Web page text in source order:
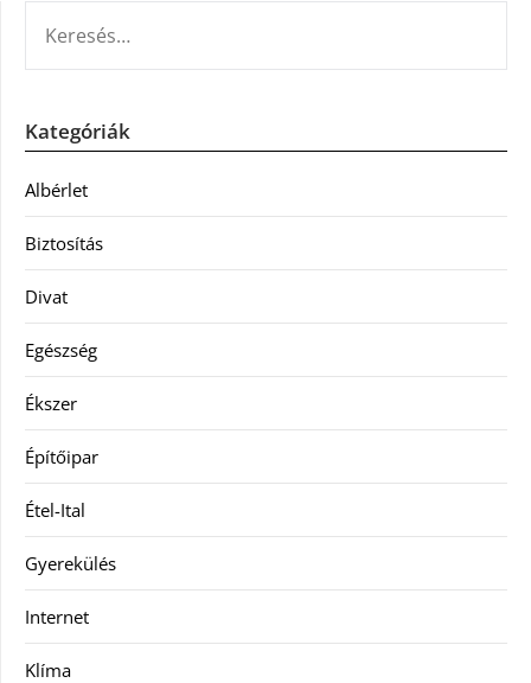
Kategóriák
Albérlet
Biztosítás
Divat
Egészség
Ékszer
Építőipar
Étel-Ital
Gyerekülés
Internet
Klíma